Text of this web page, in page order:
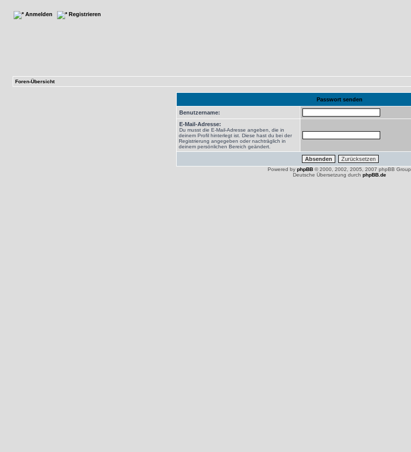
Anmelden Registrieren
Foren-Übersicht
Passwort senden
Benutzername:
E-Mail-Adresse:
Du musst die E-Mail-Adresse angeben, die in
deinem Profil hinterlegt ist. Diese hast du bei der
Registrierung angegeben oder nachträglich in
deinem persönlichen Bereich geändert.
Powered by phpBB © 2000, 2002, 2005, 2007 phpBB Group
Deutsche Übersetzung durch phpBB.de